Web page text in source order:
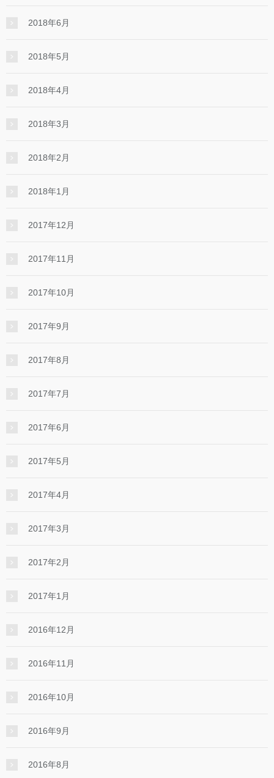
2018年6月
2018年5月
2018年4月
2018年3月
2018年2月
2018年1月
2017年12月
2017年11月
2017年10月
2017年9月
2017年8月
2017年7月
2017年6月
2017年5月
2017年4月
2017年3月
2017年2月
2017年1月
2016年12月
2016年11月
2016年10月
2016年9月
2016年8月